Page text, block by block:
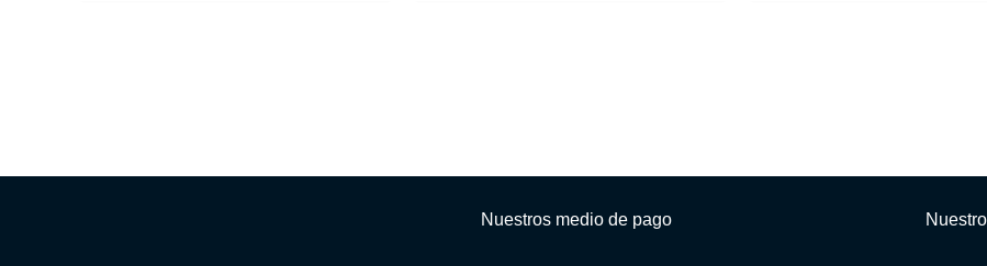
Nuestros medio de pago